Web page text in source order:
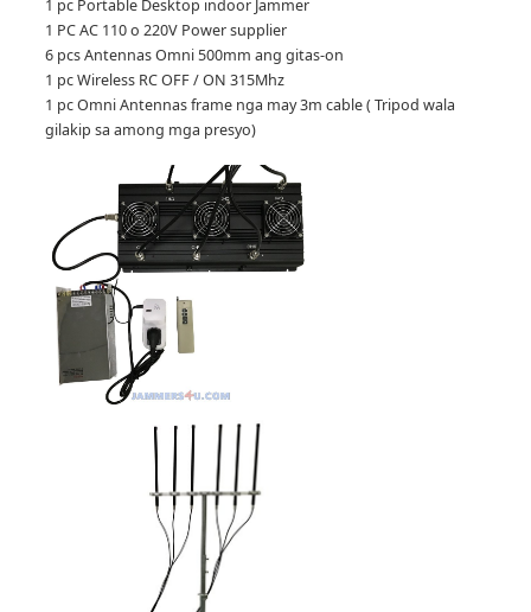
1 pc Portable Desktop indoor Jammer
1 PC AC 110 o 220V Power supplier
6 pcs Antennas Omni 500mm ang gitas-on
1 pc Wireless RC OFF / ON 315Mhz
1 pc Omni Antennas frame nga may 3m cable ( Tripod wala
gilakip sa among mga presyo)